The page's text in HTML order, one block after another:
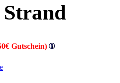
Gutschein)